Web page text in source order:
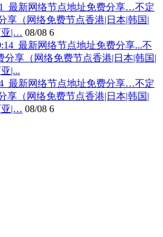
最新网络节点地址免费分享…不定
享（网络免费节点香港|日本|韩国|
亚|… 08/08 6
最新网络节点地址免费分享…不定
享（网络免费节点香港|日本|韩国|
亚|… 08/08 6